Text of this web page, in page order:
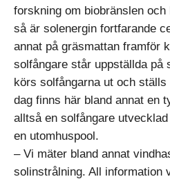
forskning om biobränslen
så är solenergin fortfarande
annat på gräsmattan framför
solfångare står uppställda på
körs solfångarna ut och
dag finns här bland annat en
alltså en solfångare
en utomhuspool.
– Vi mäter bland annat
solinstrålning. All information